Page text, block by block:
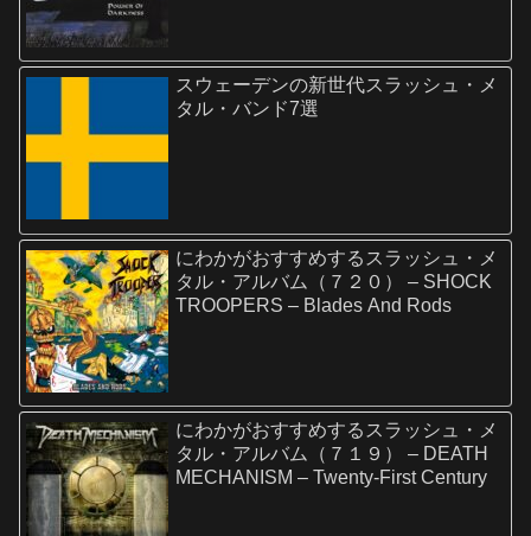
スウェーデンの新世代スラッシュ・メ
タル・バンド7選
にわかがおすすめするスラッシュ・メ
タル・アルバム（７２０） – SHOCK
TROOPERS – Blades And Rods
にわかがおすすめするスラッシュ・メ
タル・アルバム（７１９） – DEATH
MECHANISM – Twenty-First Century